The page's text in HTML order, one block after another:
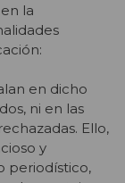
la
en dicho
ni en las
Ello,
y
periodístico,